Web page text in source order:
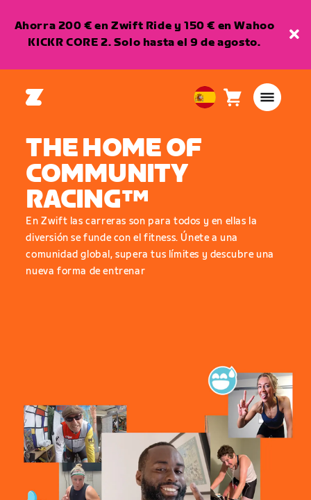
Ahorra 200 € en Zwift Ride y 150 € en Wahoo
KICKR CORE 2. Solo hasta el 9 de agosto.
European
Español
Carro0
THE HOME OF
COMMUNITY
RACING™
En Zwift las carreras son para todos y en ellas la
diversión se funde con el fitness. Únete a una
comunidad global, supera tus límites y descubre una
nueva forma de entrenar